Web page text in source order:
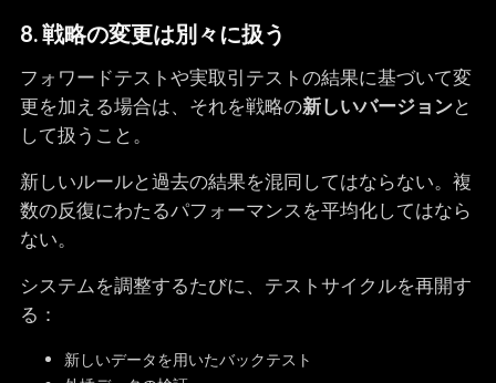
8. 戦略の変更は別々に扱う
フォワードテストや実取引テストの結果に基づいて変
更を加える場合は、それを戦略の新しいバージョンと
して扱うこと。
新しいルールと過去の結果を混同してはならない。複
数の反復にわたるパフォーマンスを平均化してはなら
ない。
システムを調整するたびに、テストサイクルを再開す
る：
新しいデータを用いたバックテスト